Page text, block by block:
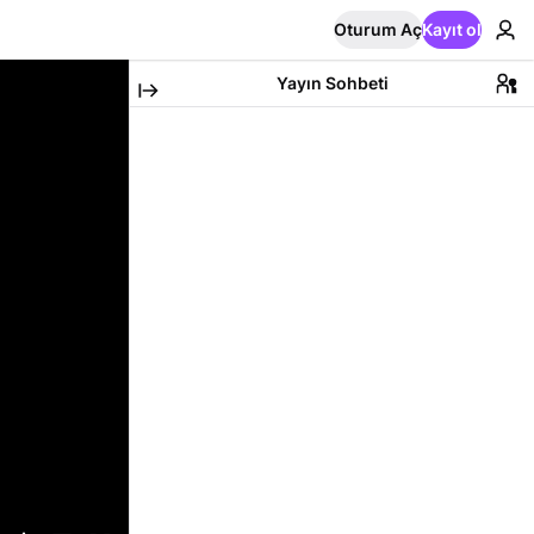
Oturum AçKayıt ol
Yayın Sohbeti